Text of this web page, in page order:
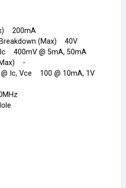
200mA
(Max) 40V
400mV @ 5mA, 50mA
-
@ Ic, Vce 100 @ 10mA, 1V